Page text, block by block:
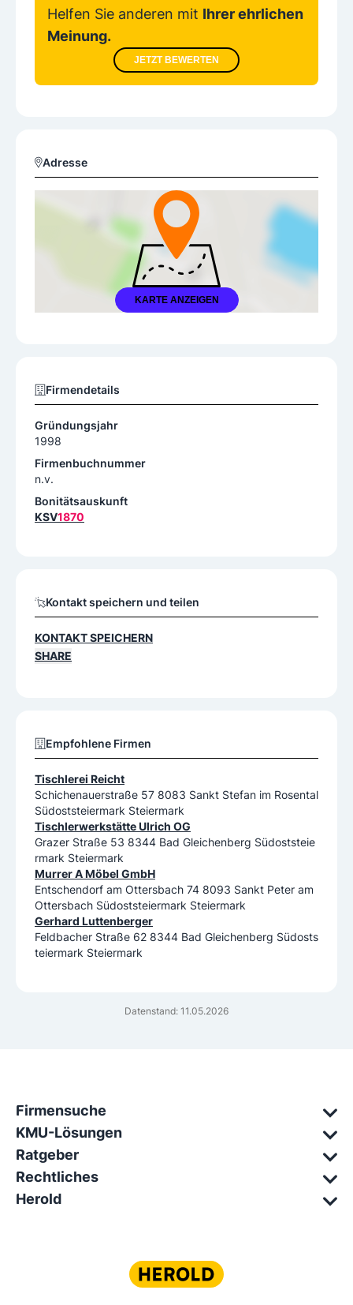
Helfen Sie anderen mit Ihrer ehrlichen
Meinung.
JETZT BEWERTEN
Adresse
KARTE ANZEIGEN
Datenstand: 11.05.2026
Firmendetails
Gründungsjahr
1998
Firmenbuchnummer
n.v.
Bonitätsauskunft
KSV1870
Kontakt speichern und teilen
KONTAKT SPEICHERN
SHARE
Empfohlene Firmen
Tischlerei Reicht
Schichenauerstraße 57 8083 Sankt Stefan im Rosental
Südoststeiermark Steiermark
Tischlerwerkstätte Ulrich OG
Grazer Straße 53 8344 Bad Gleichenberg Südoststeie
rmark Steiermark
Murrer A Möbel GmbH
Entschendorf am Ottersbach 74 8093 Sankt Peter am
Ottersbach Südoststeiermark Steiermark
Gerhard Luttenberger
Feldbacher Straße 62 8344 Bad Gleichenberg Südosts
teiermark Steiermark
Firmensuche
KMU-Lösungen
Ratgeber
Rechtliches
Herold